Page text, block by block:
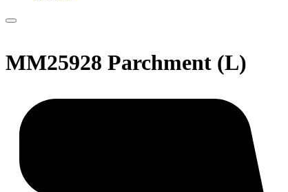
MM25928 Parchment (L)